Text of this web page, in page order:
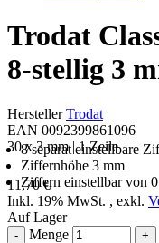
Trodat
8-stellig 3
HerstellerTrodat
EAN 0092399861096
30 x 3 mm | 1 Zeile
8 separat einstellbare
Ziffernhöhe 3 mm
Ziffern einstellbar von
11,70 €
Inkl. 19% MwSt. , exkl.
Auf Lager
- Menge +